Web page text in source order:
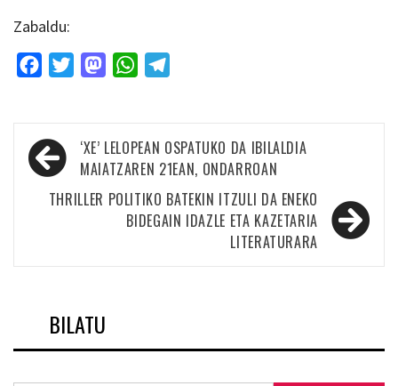
Zabaldu:
FacebookTwitterMastodonWhatsApp
Bidalketetan
zehar
nabigatu
‘XE’ LELOPEAN OSPATUKO DA IBILALDIA
MAIATZAREN 21EAN, ONDARROAN
THRILLER POLITIKO BATEKIN ITZULI DA ENEKO
BIDEGAIN IDAZLE ETA KAZETARIA
LITERATURARA
BILATU